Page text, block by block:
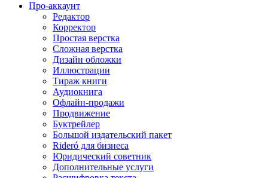
Про-аккаунт
Редактор
Корректор
Простая верстка
Сложная верстка
Дизайн обложки
Иллюстрации
Тираж книги
Аудиокнига
Офлайн-продажи
Продвижение
Буктрейлер
Большой издательский пакет
Rideró для бизнеса
Юридический советник
Дополнительные услуги